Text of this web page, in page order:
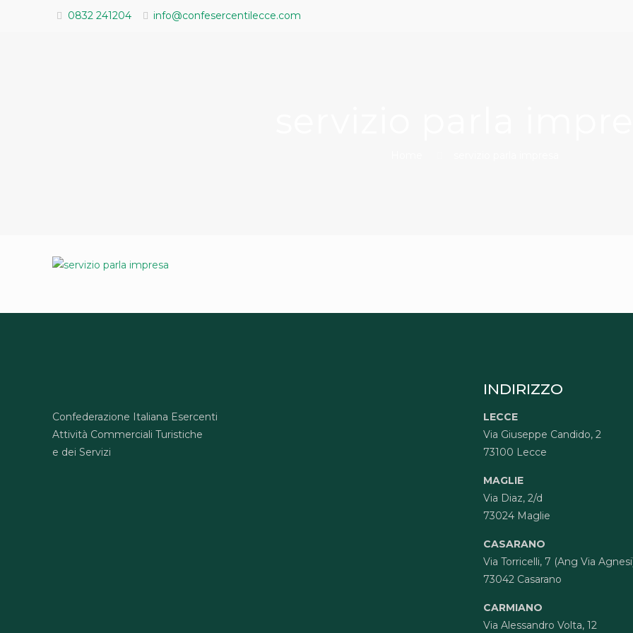
0832 241204 info@confesercentilecce.com
Confederazione Italiana Esercenti
Attività Commerciali Turistiche
e dei Servizi
INDIRIZZO
LECCE
Via Giuseppe Candido, 2
73100 Lecce
MAGLIE
Via Diaz, 2/d
73024 Maglie
CASARANO
Via Torricelli, 7 (Ang Via
73042 Casarano
CARMIANO
Via Alessandro Volta, 12